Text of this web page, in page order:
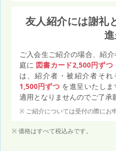
友人紹介には謝礼
ご入会生ご紹介の場合、紹
庭に 図書カード2,500円ずつ
は、紹介者・被紹介者それ
1,500円ずつ を進呈いたし
適用となりませんのでご了承
ご紹介については受付の際にお
価格はすべて税込みです。